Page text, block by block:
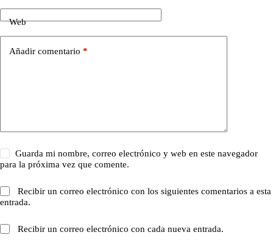
Web
Añadir comentario *
Guarda mi nombre, correo electrónico y web en este navegador
para la próxima vez que comente.
Recibir un correo electrónico con los siguientes comentarios a esta
entrada.
Recibir un correo electrónico con cada nueva entrada.